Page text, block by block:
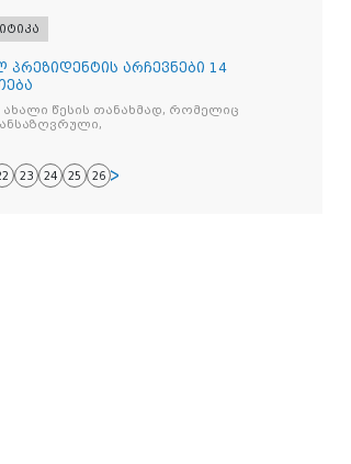
არჩევნები 14
ახალი წესის თანახმად, რომელიც
23 24 25 26